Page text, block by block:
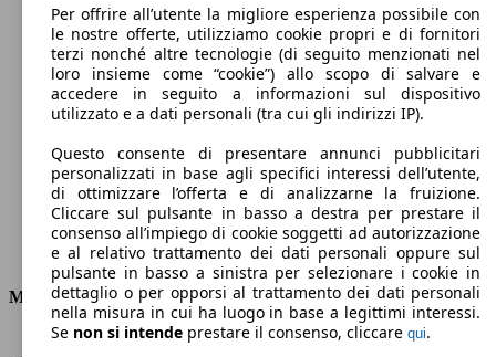
206 km/h
Velocità massima
Elettrica/Benzina
Carburante
Motore e Prestazioni
KW (PS)
100 kW (136 PS)
Per offrire all’utente la migliore esperienza possibile con
le nostre offerte, utilizziamo cookie propri e di fornitori
terzi nonché altre tecnologie (di seguito menzionati nel
loro insieme come “cookie”) allo scopo di salvare e
accedere in seguito a informazioni sul dispositivo
utilizzato e a dati personali (tra cui gli indirizzi IP).
Questo consente di presentare annunci pubblicitari
personalizzati in base agli specifici interessi dell’utente,
di ottimizzare l’offerta e di analizzarne la fruizione.
Cliccare sul pulsante in basso a destra per prestare il
consenso all’impiego di cookie soggetti ad autorizzazione
e al relativo trattamento dei dati personali oppure sul
pulsante in basso a sinistra per selezionare i cookie in
dettaglio o per opporsi al trattamento dei dati personali
nella misura in cui ha luogo in base a legittimi interessi.
Se non si intende prestare il consenso, cliccare qui.